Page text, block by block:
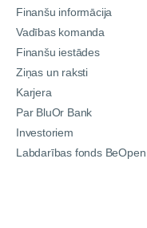
Finanšu informācija
Vadības komanda
Finanšu iestādes
Ziņas un raksti
Karjera
Par BluOr Bank
Investoriem
Labdarības fonds BeOpen